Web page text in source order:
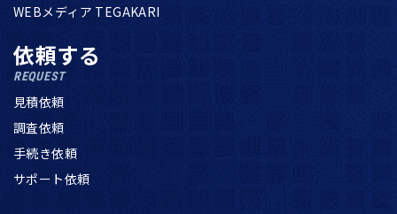
WEBメディア TEGAKARI
依頼する
REQUEST
見積依頼
調査依頼
手続き依頼
サポート依頼